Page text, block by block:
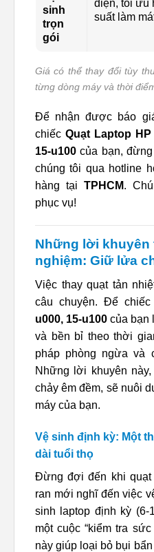
sinh
trọn
gói
diện, tối ưu
suất làm
Giá có thể thay đổi tùy
từng dòng máy và thời
Để nhận được báo
chiếc Quạt Laptop HP
15-u100 của bạn,
chúng tôi qua hotline
hàng tại TPHCM.
phục vụ!
Những lời
nghiệm: Giữ lửa
Việc thay quạt tản
câu chuyện. Để chiếc
u000, 15-u100 của bạn
và bền bỉ theo thời
pháp phòng ngừa và
Những lời khuyên
chảy êm đềm, sẽ nuôi
máy của bạn.
Vệ sinh định kỳ: Một
dài tuổi thọ
Đừng đợi đến khi quạt
ran mới nghĩ đến việc
sinh laptop định kỳ (6-
một cuộc “kiểm tra
này giúp loại bỏ bụi